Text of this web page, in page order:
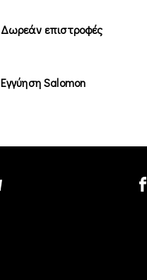
Δωρεάν επιστροφές
Εγγύηση Salomon